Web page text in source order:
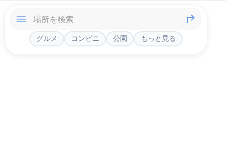
グルメ コンビニ 公園 もっと見る